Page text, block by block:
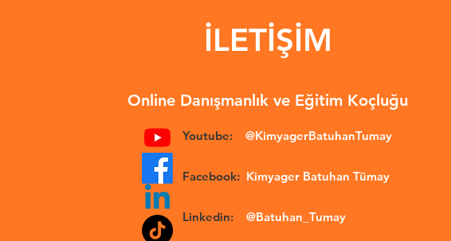
İLETİŞİM
Online Danışmanlık ve Eğitim Koçluğu
Youtube: @KimyagerBatuhanTumay
Facebook: Kimyager Batuhan Tümay
Linkedin: @Batuhan_Tumay